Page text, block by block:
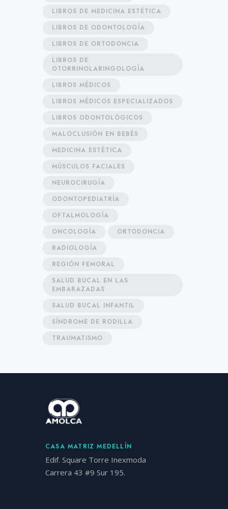
LIBROS DE MEDICINA ESTÉTICA
LIBROS DE ODONTOLOGÍA
LIBROS DE ORTODONCIA
LIBROS DE
OTORRINOLARINGOLOGÍA
LIBROS MÉDICOS
LIBROS MÉDICOS ESPECIALIZADOS
LIBROS ODONTOLÓGICOS
MALOCLUSIÓN EN BEBÉS
MEDICINA ESTÉTICA
MÚSCULOS FACIALES
NEUROCIRUGÍA
ODONTOPEDIATRÍA
OFTALMOLOGÍA
ONCOLOGÍA
ORTODONCIA
RADIOLOGÍA
REGIÓN FEMORAL
SALUD BUCAL EN LAS
EMBARAZADAS
SALUD BUCAL INFANTIL
SÍNDROME DE RODILLA
TRAUMATISMO
CASA MATRIZ MEDELLÍN
Edif. Square Torre Inexmoda
Carrera 43 #9 Sur 195.